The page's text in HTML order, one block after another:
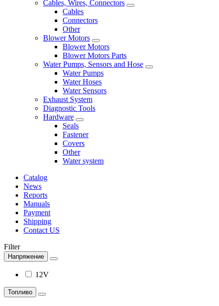
Cables, Wires, Connectors
Cables
Connectors
Other
Blower Motors
Blower Motors
Blower Motors Parts
Water Pumps, Sensors and Hose
Water Pumps
Water Hoses
Water Sensors
Exhaust System
Diagnostic Tools
Hardware
Seals
Fastener
Covers
Other
Water system
Catalog
News
Reports
Manuals
Payment
Shipping
Contact US
Filter
Напряжение
12V
Топливо